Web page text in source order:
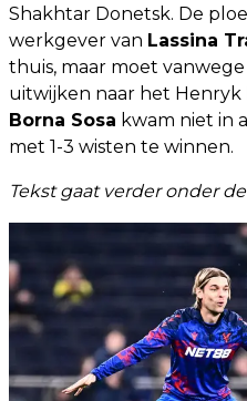
Shakhtar Donetsk. De
werkgever van Lassina
thuis, maar moet
uitwijken naar het Henryk
Borna Sosa kwam niet in
met 1-3 wisten te winnen.
Tekst gaat verder onder